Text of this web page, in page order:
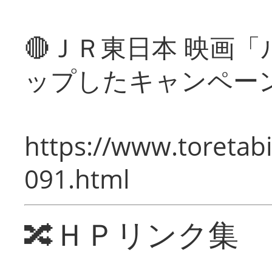
🔴ＪＲ東日本 映画
ップしたキャンペー
https://
091.html
🔀ＨＰリンク集